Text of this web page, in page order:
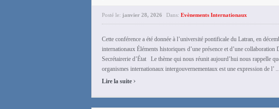
Posté le: janvier 28, 2026 Dans: Evènements Internationaux
Cette conférence a été donnée à l’université pontificale du Latran, en
internationaux Éléments historiques d’une présence et d’une
Secrétairerie d’État Le thème qui nous réunit aujourd’hui nous rappelle
organismes internationaux intergouvernementaux est une expression de l’ ...
Lire la suite ›